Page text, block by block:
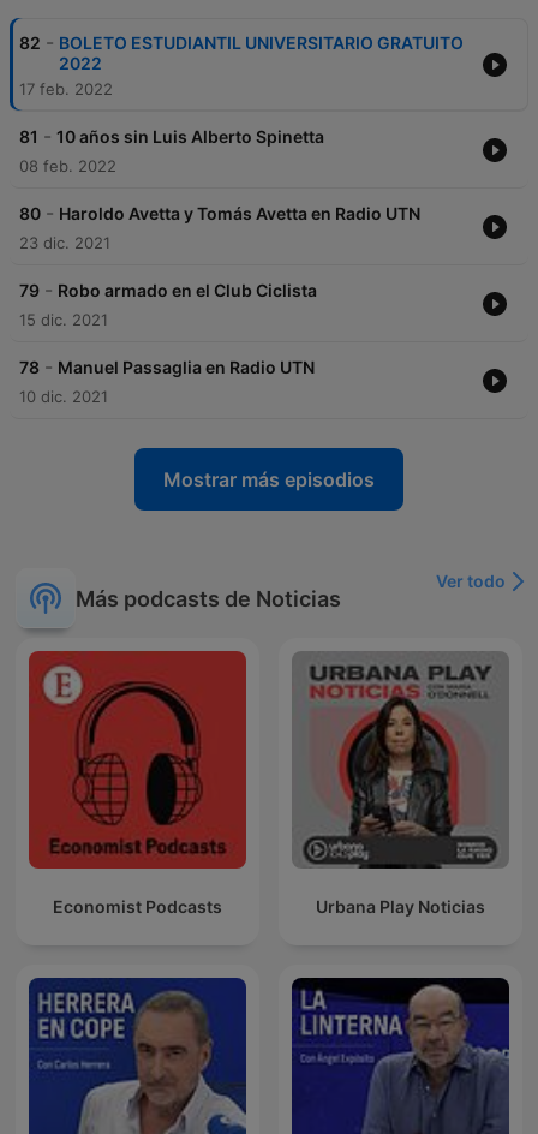
82 - BOLETO ESTUDIANTIL UNIVERSITARIO GRATUITO
2022
17 feb. 2022
81 - 10 años sin Luis Alberto Spinetta
08 feb. 2022
80 - Haroldo Avetta y Tomás Avetta en Radio UTN
23 dic. 2021
79 - Robo armado en el Club Ciclista
15 dic. 2021
78 - Manuel Passaglia en Radio UTN
10 dic. 2021
Mostrar más episodios
Más podcasts de Noticias
Ver todo
Economist Podcasts Urbana Play Noticias